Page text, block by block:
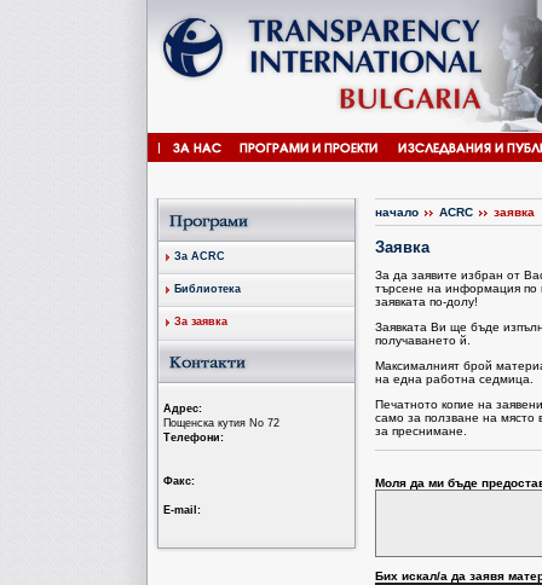
За ACRC
Библиотека
За заявка
Aдрес:
Пощенска кутия No 72
Tелефони:
Факс:
Е-mail:
начало ACRC заявка
Заявка
За да заявите избран от
търсене на информация по
заявката по-долу!
Заявката Ви ще бъде
получаването й.
Максималният брой
на една работна седмица.
Печатното копие на
само за ползване на място
за преснимане.
Моля да ми бъде
Бих искал/a да заявя